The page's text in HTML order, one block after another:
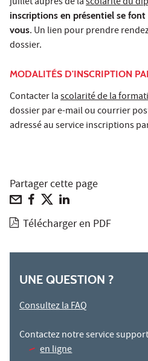
inscriptions en présentiel se
vous. Un lien pour prendre
dossier.
MODALITÉS D'INSCRIPTION
Contacter lascolarité de la
dossier par e-mail ou courrier
adressé au service inscriptions
Partager cette page
Télécharger en PDF
UNE QUESTION ?
Consultez la FAQ
Contactez notre service support
en ligne